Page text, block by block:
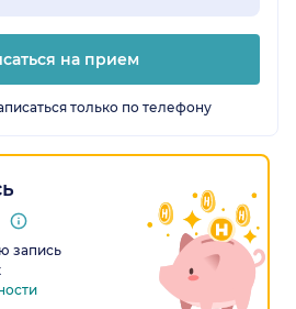
на прием
только по телефону
запись